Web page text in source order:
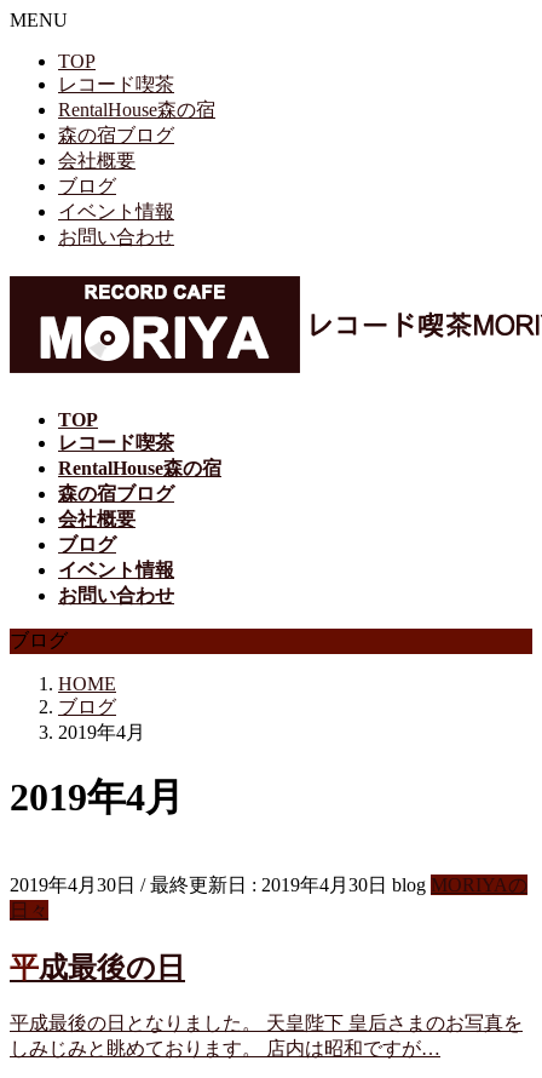
MENU
TOP
レコード喫茶
RentalHouse森の宿
森の宿ブログ
会社概要
ブログ
イベント情報
お問い合わせ
TOP
レコード喫茶
RentalHouse森の宿
森の宿ブログ
会社概要
ブログ
イベント情報
お問い合わせ
ブログ
HOME
ブログ
2019年4月
2019年4月
2019年4月30日 / 最終更新日 : 2019年4月30日 blog MORIYAの
日々
平成最後の日
平成最後の日となりました。 天皇陛下 皇后さまのお写真を
しみじみと眺めております。 店内は昭和ですが…